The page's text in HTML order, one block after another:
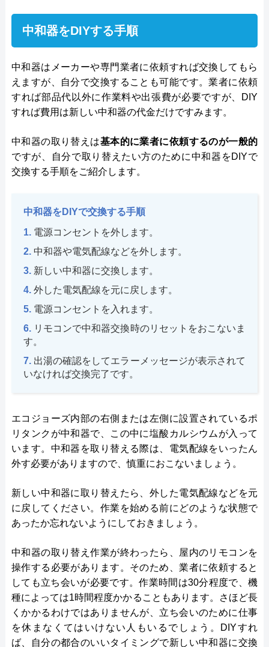
中和器をDIYする手順
中和器はメーカーや専門業者に依頼すれば交換してもら
えますが、自分で交換することも可能です。業者に依頼
すれば部品代以外に作業料や出張費が必要ですが、DIY
すれば費用は新しい中和器の代金だけですみます。
中和器の取り替えは基本的に業者に依頼するのが一般的
ですが、自分で取り替えたい方のために中和器をDIYで
交換する手順をご紹介します。
中和器をDIYで交換する手順
電源コンセントを外します。
中和器や電気配線などを外します。
新しい中和器に交換します。
外した電気配線を元に戻します。
電源コンセントを入れます。
リモコンで中和器交換時のリセットをおこないま
す。
出湯の確認をしてエラーメッセージが表示されて
いなければ交換完了です。
エコジョーズ内部の右側または左側に設置されているポ
リタンクが中和器で、この中に塩酸カルシウムが入って
います。中和器を取り替える際は、電気配線をいったん
外す必要がありますので、慎重におこないましょう。
新しい中和器に取り替えたら、外した電気配線などを元
に戻してください。作業を始める前にどのような状態で
あったか忘れないようにしておきましょう。
中和器の取り替え作業が終わったら、屋内のリモコンを
操作する必要があります。そのため、業者に依頼すると
しても立ち会いが必要です。作業時間は30分程度で、機
種によっては1時間程度かかることもあります。さほど長
くかかるわけではありませんが、立ち会いのために仕事
を休まなくてはいけない人もいるでしょう。DIYすれ
ば、自分の都合のいいタイミングで新しい中和器に交換